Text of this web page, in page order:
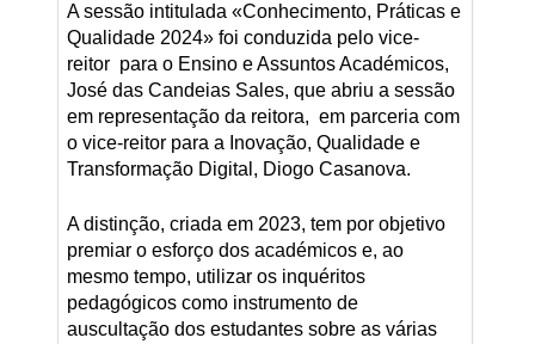
A sessão intitulada «Conhecimento, Práticas e
Qualidade 2024» foi conduzida pelo vice-
reitor para o Ensino e Assuntos Académicos,
José das Candeias Sales, que abriu a sessão
em representação da reitora, em parceria com
o vice-reitor para a Inovação, Qualidade e
Transformação Digital, Diogo Casanova.
A distinção, criada em 2023, tem por objetivo
premiar o esforço dos académicos e, ao
mesmo tempo, utilizar os inquéritos
pedagógicos como instrumento de
auscultação dos estudantes sobre as várias